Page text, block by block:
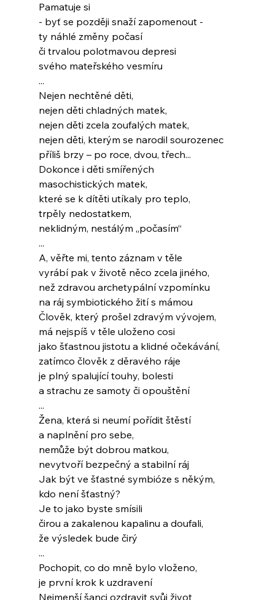
Pamatuje si
- byť se později snaží zapomenout -
ty náhlé změny počasí
či trvalou polotmavou depresi
svého mateřského vesmíru
...
Nejen nechtěné děti,
nejen děti chladných matek,
nejen děti zcela zoufalých matek,
nejen děti, kterým se narodil sourozenec
příliš brzy – po roce, dvou, třech...
Dokonce i děti smířených
masochistických matek,
které se k dítěti utíkaly pro teplo,
trpěly nedostatkem,
neklidným, nestálým „počasím“
...
A, věřte mi, tento záznam v těle
vyrábí pak v životě něco zcela jiného,
než zdravou archetypální vzpomínku
na ráj symbiotického žití s mámou
Člověk, který prošel zdravým vývojem,
má nejspíš v těle uloženo cosi
jako šťastnou jistotu a klidné očekávání,
zatímco člověk z děravého ráje
je plný spalující touhy, bolesti
a strachu ze samoty či opouštění
...
Žena, která si neumí pořídit štěstí
a naplnění pro sebe,
nemůže být dobrou matkou,
nevytvoří bezpečný a stabilní ráj
Jak být ve šťastné symbióze s někým,
kdo není šťastný?
Je to jako byste smísili
čirou a zakalenou kapalinu a doufali,
že výsledek bude čirý
...
Pochopit, co do mně bylo vloženo,
je první krok k uzdravení
Nejmenší šanci ozdravit svůj život